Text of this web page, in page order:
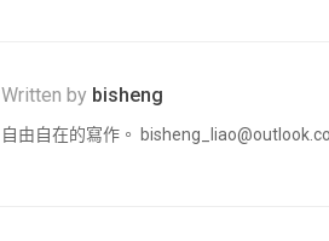
Written by bisheng
自由自在的寫作。